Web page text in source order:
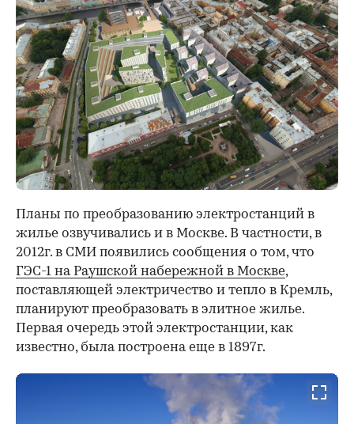
Планы по преобразованию электростанций в
жилье озвучивались и в Москве. В частности, в
2012г. в СМИ появились сообщения о том, что
ГЭС-1 на Раушской набережной в Москве,
поставляющей электричество и тепло в Кремль,
планируют преобразовать в элитное жилье.
Первая очередь этой электростанции, как
известно, была построена еще в 1897г.